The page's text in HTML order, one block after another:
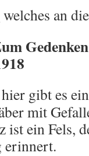
welches an
gibt es
mit
ist ein Fels,
erinnert.